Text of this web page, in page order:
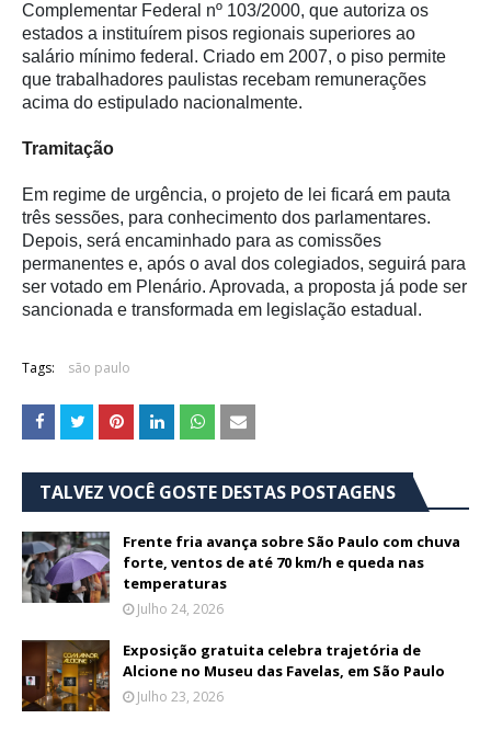
Complementar Federal nº 103/2000, que autoriza os
estados a instituírem pisos regionais superiores ao
salário mínimo federal. Criado em 2007, o piso permite
que trabalhadores paulistas recebam remunerações
acima do estipulado nacionalmente.
Tramitação
Em regime de urgência, o projeto de lei ficará em pauta
três sessões, para conhecimento dos parlamentares.
Depois, será encaminhado para as comissões
permanentes e, após o aval dos colegiados, seguirá para
ser votado em Plenário. Aprovada, a proposta já pode ser
sancionada e transformada em legislação estadual.
Tags: são paulo
TALVEZ VOCÊ GOSTE DESTAS POSTAGENS
Frente fria avança sobre São Paulo com chuva
forte, ventos de até 70 km/h e queda nas
temperaturas
Julho 24, 2026
Exposição gratuita celebra trajetória de
Alcione no Museu das Favelas, em São Paulo
Julho 23, 2026